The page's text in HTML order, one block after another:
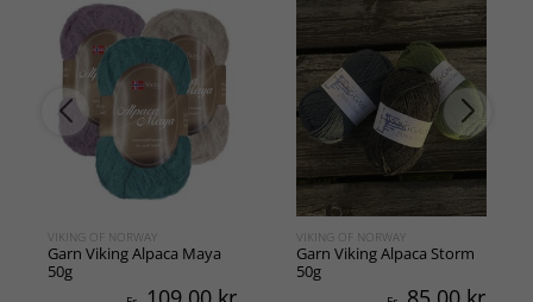
VIKING OF NORWAY
Garn Viking Alpaca Maya
50g
VIKING OF NORWAY
Garn Viking Alpaca Storm
50g